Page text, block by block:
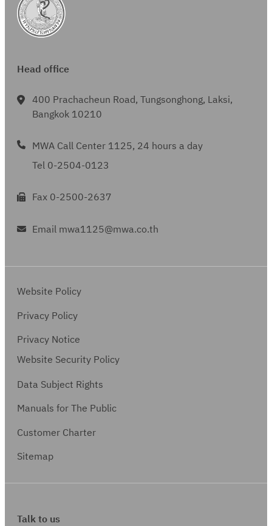
Head office
400 Prachacheun Road, Tungsonghong, Laksi,
Bangkok 10210
MWA Call Center 1125, 24 hours a day
Tel 0-2504-0123
Fax 0-2500-2637
Email mwa1125@mwa.co.th
Website Policy
Privacy Policy
Privacy Notice
Website Security Policy
Data Subject Rights
Manuals for The Public
Customer Charter
Sitemap
Talk to us